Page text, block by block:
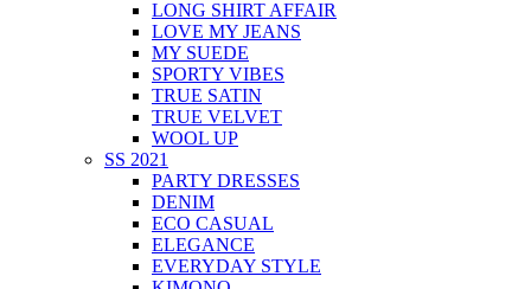
LONG SHIRT AFFAIR
LOVE MY JEANS
MY SUEDE
SPORTY VIBES
TRUE SATIN
TRUE VELVET
WOOL UP
SS 2021
PARTY DRESSES
DENIM
ECO CASUAL
ELEGANCE
EVERYDAY STYLE